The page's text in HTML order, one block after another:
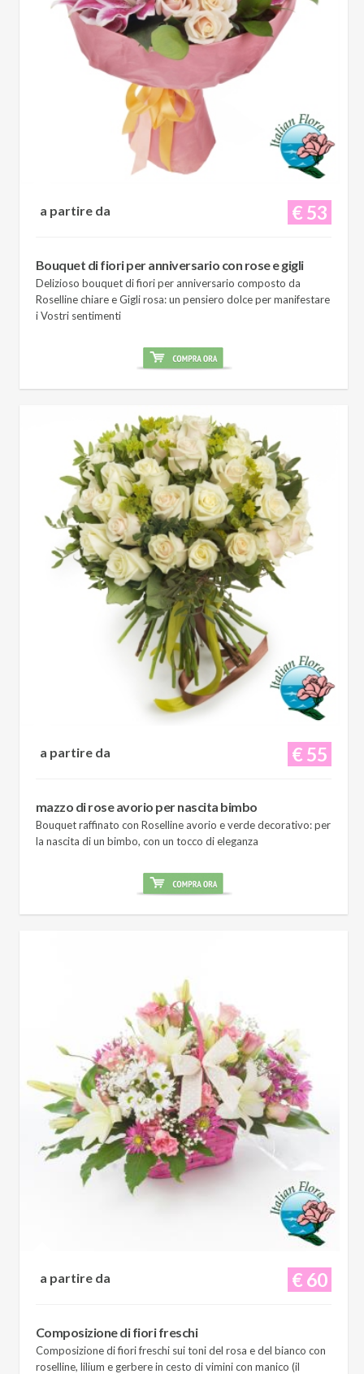
€ 53
a partire da
Bouquet di fiori per anniversario con rose e gigli
Delizioso bouquet di fiori per anniversario composto da
Roselline chiare e Gigli rosa: un pensiero dolce per manifestare
i Vostri sentimenti
€ 55
a partire da
mazzo di rose avorio per nascita bimbo
Bouquet raffinato con Roselline avorio e verde decorativo: per
la nascita di un bimbo, con un tocco di eleganza
€ 60
a partire da
Composizione di fiori freschi
Composizione di fiori freschi sui toni del rosa e del bianco con
roselline, lilium e gerbere in cesto di vimini con manico (il